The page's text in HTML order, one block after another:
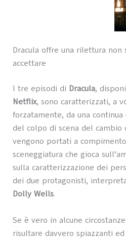
Dracula offre una rilettura non
accettare
I tre episodi di Dracula,
Netflix, sono caratterizzati, a
forzatamente, da una continua
del colpo di scena del
vengono portati a
sceneggiatura che gioca
sulla caratterizzazione dei
dei due protagonisti,
Dolly Wells.
Se è vero in alcune
risultare davvero spiazzanti